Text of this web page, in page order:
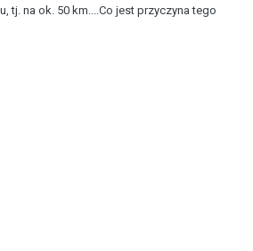
tj. na ok. 50 km....Co jest przyczyna tego